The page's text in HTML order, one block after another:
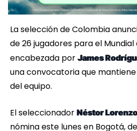
La selección de Colombia
de 26 jugadores para el Mundial
encabezada por James
una convocatoria que
del equipo.
El seleccionador Néstor Lorenzo
nómina este lunes en Bogotá,